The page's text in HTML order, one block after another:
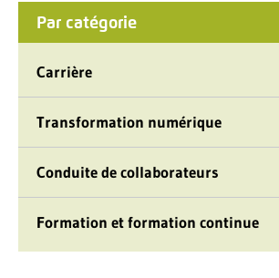
Par catégorie
Carrière
Transformation numérique
Conduite de collaborateurs
Formation et formation continue